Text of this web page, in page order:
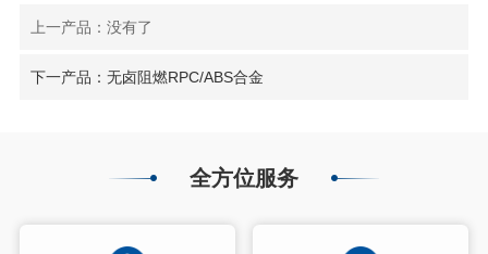
上一产品：没有了
下一产品：无卤阻燃RPC/ABS合金
全方位服务